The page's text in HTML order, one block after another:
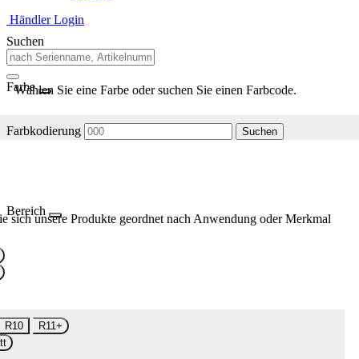
Händler Login
Suchen
Farbe
Wählen Sie eine Farbe oder suchen Sie einen Farbcode.
Farbkodierung Suchen
Bereich
sich unsere Produkte geordnet nach Anwendung oder Merkmal
R10
R11+